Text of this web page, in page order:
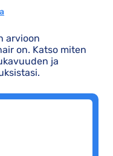
arvioon
on. Katso miten
ja